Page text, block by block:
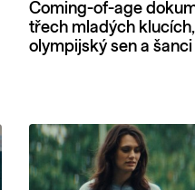
Coming-of-age
třech mladých
olympijský sen a